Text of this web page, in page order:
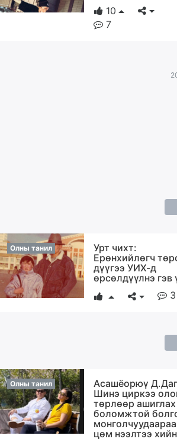
10
7
Олны танил
Урт чихт:
Ерөнхийлөгч
дүүгээ УИХ-д
өрсөлдүүлнэ гэв
3
Олны танил
Асашёорюү
Шинэ циркээ
төрлөөр ашиглах
боломжтой
монголчуудаараа
цөм нээлтээ